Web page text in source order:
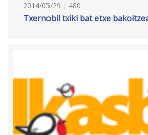
2014/05/29 | 480
Txernobil txiki bat etxe